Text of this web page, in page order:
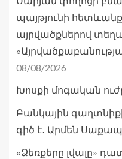
պայթյունի
այրվածքներով
08/08/2026
Խոսքի մոգական
Բանկային
գիծ է․ Արմեն
«Ձեռքերը լվալը»